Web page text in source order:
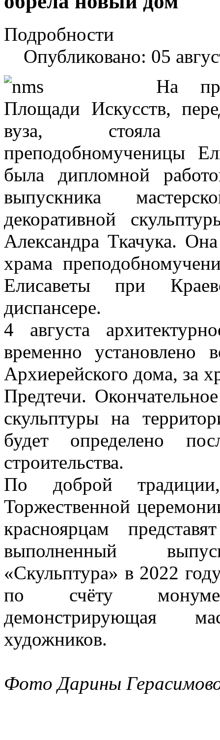
Подробности
Опубликовано: 05
На
Площади Искусств,
вуза, стояла
преподобномученицы
была дипломной
выпускника
декоративной
Александра Ткачука.
храма
Елисаветы при
диспансере.
4 августа
временно установлено
Архиерейского дома, за
Предтечи.
скульптуры на
будет определено
строительства.
По доброй
Торжественной
красноярцам
выполненный
«Скульптура» в 2022
по счёту
демонстрирующая
художников.
Фото Дарины